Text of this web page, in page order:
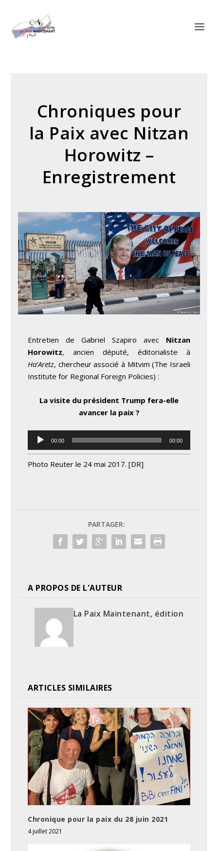
Chroniques pour
la Paix avec Nitzan
Horowitz –
Enregistrement
Entretien de Gabriel Szapiro avec Nitzan
Horowitz, ancien député, éditorialiste à
Ha’Aretz, chercheur associé à Mitvim (The Israeli
Institute for Regional Foreign Policies) :
La visite du président Trump fera-elle
avancer la paix ?
Lecteur
audio
00:00 00:00
Photo Reuter le 24 mai 2017. [DR]
PARTAGER:
A PROPOS DE L'AUTEUR
La Paix Maintenant, édition
ARTICLES SIMILAIRES
Chronique pour la paix du 28 juin 2021
4 juillet 2021